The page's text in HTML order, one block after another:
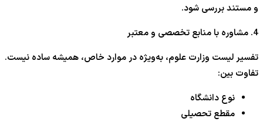
و مستند بررسی شود.
4. مشاوره با منابع تخصصی و معتبر
تفسیر لیست وزارت علوم، به‌ویژه در موارد خاص، همیشه ساده نیست.
تفاوت بین:
نوع دانشگاه
مقطع تحصیلی